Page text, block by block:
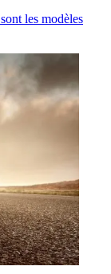
les modèles